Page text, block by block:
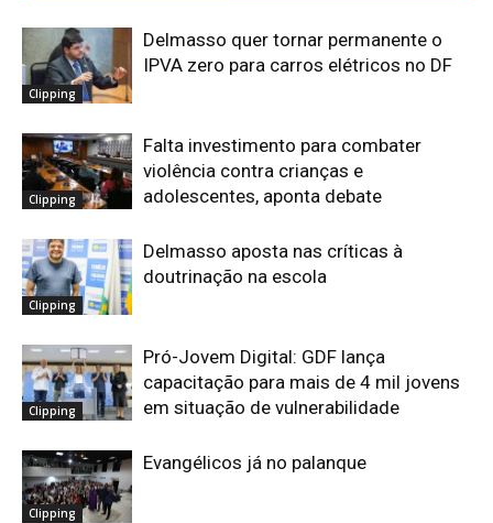
Clipping
Delmasso quer tornar permanente o
IPVA zero para carros elétricos no DF
Clipping
Falta investimento para combater
violência contra crianças e
adolescentes, aponta debate
Clipping
Delmasso aposta nas críticas à
doutrinação na escola
Clipping
Pró-Jovem Digital: GDF lança
capacitação para mais de 4 mil jovens
em situação de vulnerabilidade
Clipping
Evangélicos já no palanque